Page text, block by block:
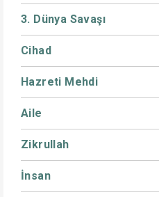
3. Dünya Savaşı
Cihad
Hazreti Mehdi
Aile
Zikrullah
İnsan